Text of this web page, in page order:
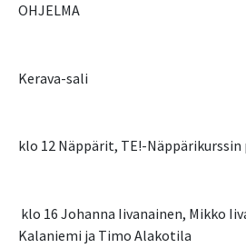
OHJELMA
Kerava-sali
klo 12 Näppärit, TE!-
klo 16 Johanna Iivanainen, Mikko
Kalaniemi ja Timo Alakotila